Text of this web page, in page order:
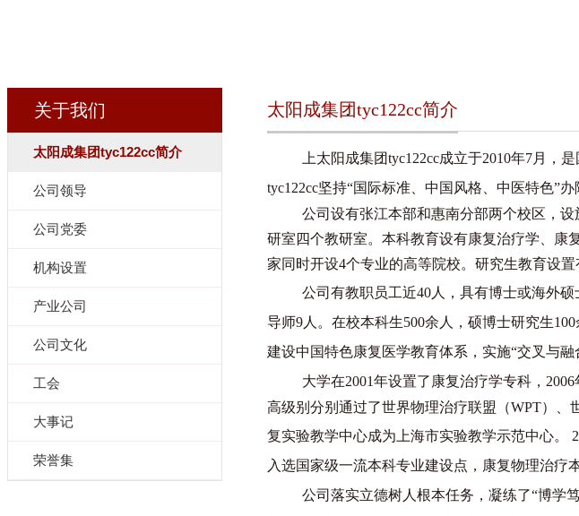
关于我们
​太阳成集团tyc122cc简介
公司领导
公司党委
机构设置
产业公司
公司文化
工会
大事记
荣誉集
​太阳成集团tyc122cc简介
上太阳成集团tyc122cc成立于2010年7月，
tyc122cc坚持“国际标准、中国风格、中医特色”办
公司设有张江本部和惠南分部两个校区，
研室四个教研室。 本科教育设有康复治疗学、康
家同时开设4个专业的高等院校。 研究生教育设置
公司 有教职员工近40人， 具有博士或海外硕
导师9人。在校本科生500余人，硕博士研究生
建设中国特色康复医学教育体系， 实施“交叉与融
大学在2001年设置了康复治疗学专科，
高级别分别通过了世界物理治疗联盟（WPT）
复实验教学中心成为上海市实验教学示范中心。
入选国家级一流本科专业建设点，康复物理治疗
公司 落实立德树人根本任务，凝练了“博学